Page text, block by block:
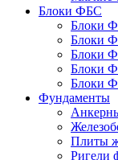
Блоки ФБС
Блоки
Блоки
Блоки
Блоки
Блоки
Фундаменты
Плиты
Ригели